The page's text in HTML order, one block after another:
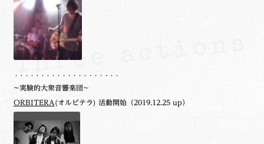
・・・・・・・・・・・・・・・・・・・・
~実験的大衆音響楽団~
ORBITERA (オルビテラ) 活動開始（2019.12.25 up）